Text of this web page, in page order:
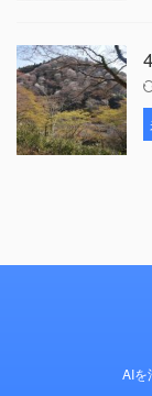
AIを